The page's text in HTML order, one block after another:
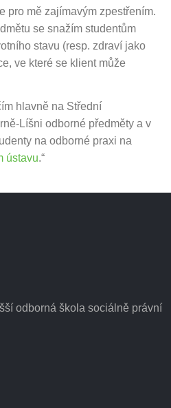
pro mě zajímavým zpestřením.
se snažím studentům
stavu (resp. zdraví jako
ve které se klient může
hlavně na Střední
Líšni odborné předměty a v
na odborné praxi na
ústavu.“
odborná škola sociálně právní